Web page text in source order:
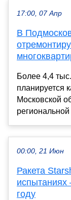
17:00, 07 Апр
В
Более 4,4
планируется
Московской
00:00, 21 Июн
Ракета
году